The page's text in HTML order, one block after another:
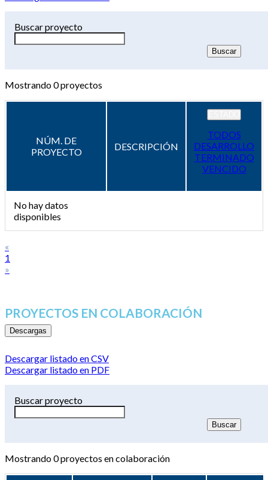
Buscar proyecto
Mostrando0proyectos
NÚM. DE
PROYECTO
DESCRIPCIÓN
TODOS
DESARROLLO
TERMINADO
VENCIDO
No hay datos
disponibles
«
1
»
PROYECTOS EN COLABORACIÓN
Descargas
Descargar listado en CSV
Descargar listado en PDF
Buscar proyecto
Mostrando0proyectos en colaboración